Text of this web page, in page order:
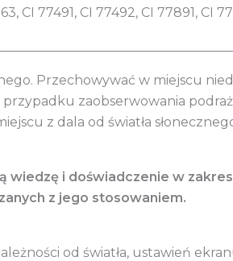
77491, CI 77492, CI 77891, CI
Przechowywać w miejscu
zaobserwowania
z dala od światła
wiedzę i doświadczenie w
z jego stosowaniem.
od światła, ustawień